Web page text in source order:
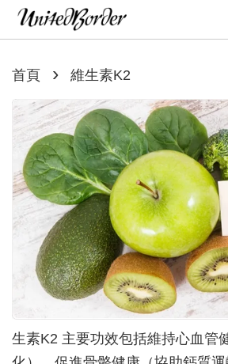
首頁 › 維生素K2
生素K2 主要功效包括維持心血管